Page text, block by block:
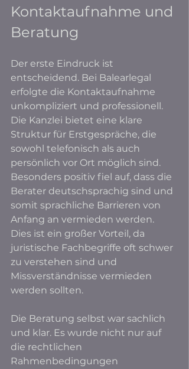
Kontaktaufnahme und
Beratung
Der erste Eindruck ist
entscheidend. Bei Balearlegal
erfolgte die Kontaktaufnahme
unkompliziert und professionell.
Die Kanzlei bietet eine klare
Struktur für Erstgespräche, die
sowohl telefonisch als auch
persönlich vor Ort möglich sind.
Besonders positiv fiel auf, dass die
Berater deutschsprachig sind und
somit sprachliche Barrieren von
Anfang an vermieden werden.
Dies ist ein großer Vorteil, da
juristische Fachbegriffe oft schwer
zu verstehen sind und
Missverständnisse vermieden
werden sollten.
Die Beratung selbst war sachlich
und klar. Es wurde nicht nur auf
die rechtlichen
Rahmenbedingungen